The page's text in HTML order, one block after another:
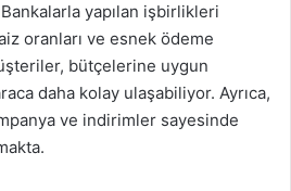
Bankalarla yapılan işbirlikleri
oranları ve esnek ödeme
bütçelerine uygun
daha kolay ulaşabiliyor. Ayrıca,
ve indirimler sayesinde